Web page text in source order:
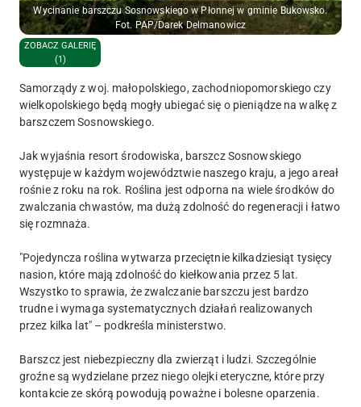
Wycinanie barszczu Sosnowskiego w Płonnej w gminie Bukowsko.
Fot. PAP/Darek Delmanowicz
ZOBACZ GALERIĘ
(1)
Samorządy z woj. małopolskiego, zachodniopomorskiego czy
wielkopolskiego będą mogły ubiegać się o pieniądze na walkę z
barszczem Sosnowskiego.
Jak wyjaśnia resort środowiska, barszcz Sosnowskiego
występuje w każdym województwie naszego kraju, a jego areał
rośnie z roku na rok. Roślina jest odporna na wiele środków do
zwalczania chwastów, ma dużą zdolność do regeneracji i łatwo
się rozmnaża.
"Pojedyncza roślina wytwarza przeciętnie kilkadziesiąt tysięcy
nasion, które mają zdolność do kiełkowania przez 5 lat.
Wszystko to sprawia, że zwalczanie barszczu jest bardzo
trudne i wymaga systematycznych działań realizowanych
przez kilka lat" – podkreśla ministerstwo.
Barszcz jest niebezpieczny dla zwierząt i ludzi. Szczególnie
groźne są wydzielane przez niego olejki eteryczne, które przy
kontakcie ze skórą powodują poważne i bolesne oparzenia.